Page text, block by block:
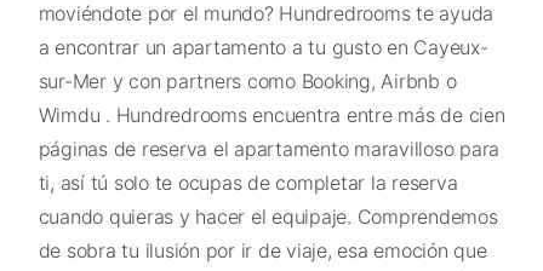
moviéndote por el mundo? Hundredrooms te ayuda
a encontrar un apartamento a tu gusto en Cayeux-
sur-Mer y con partners como Booking, Airbnb o
Wimdu . Hundredrooms encuentra entre más de cien
páginas de reserva el apartamento maravilloso para
ti, así tú solo te ocupas de completar la reserva
cuando quieras y hacer el equipaje. Comprendemos
de sobra tu ilusión por ir de viaje, esa emoción que